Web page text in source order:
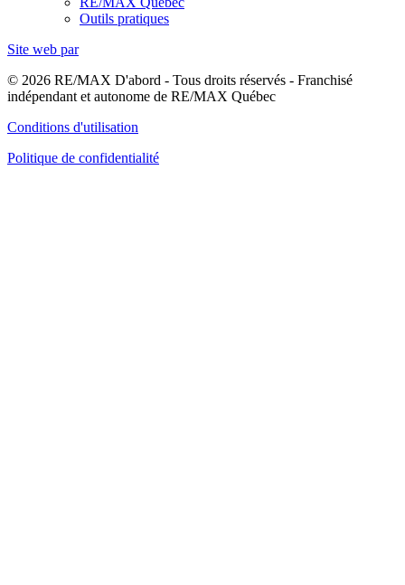
Outils pratiques
Site web par
© 2026 RE/MAX D'abord - Tous droits réservés - Franchisé
indépendant et autonome de RE/MAX Québec
Conditions d'utilisation
Politique de confidentialité